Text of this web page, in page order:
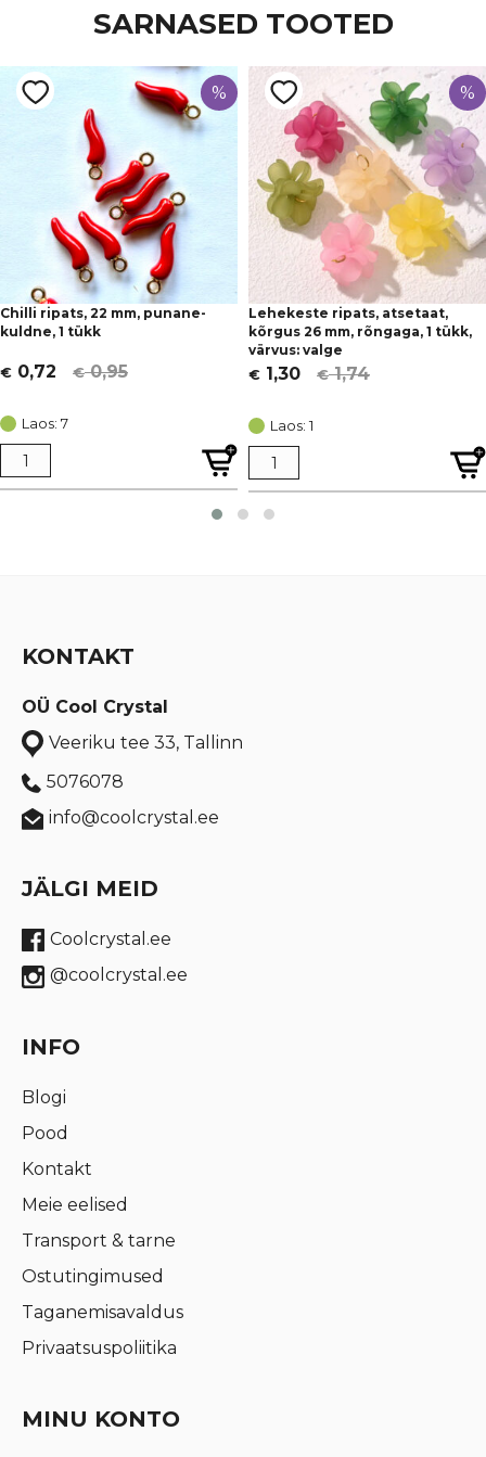
SARNASED TOOTED
%
Chilli ripats, 22 mm, punane-
kuldne, 1 tükk
€0,95
Algne
oli:
€ 0,95.
€ 0,72
Current
is:
€ 0,72.
Laos: 7
%
Lehekeste ripats, atsetaat,
kõrgus 26 mm, rõngaga, 1 tükk,
värvus: valge
€1,74
Algne
oli:
€ 1,74.
€ 1,30
Current
is:
€ 1,30.
Laos: 1
KONTAKT
OÜ Cool Crystal
Veeriku tee 33, Tallinn
5076078
info@coolcrystal.ee
JÄLGI MEID
Coolcrystal.ee
@coolcrystal.ee
INFO
Blogi
Pood
Kontakt
Meie eelised
Transport & tarne
Ostutingimused
Taganemisavaldus
Privaatsuspoliitika
MINU KONTO